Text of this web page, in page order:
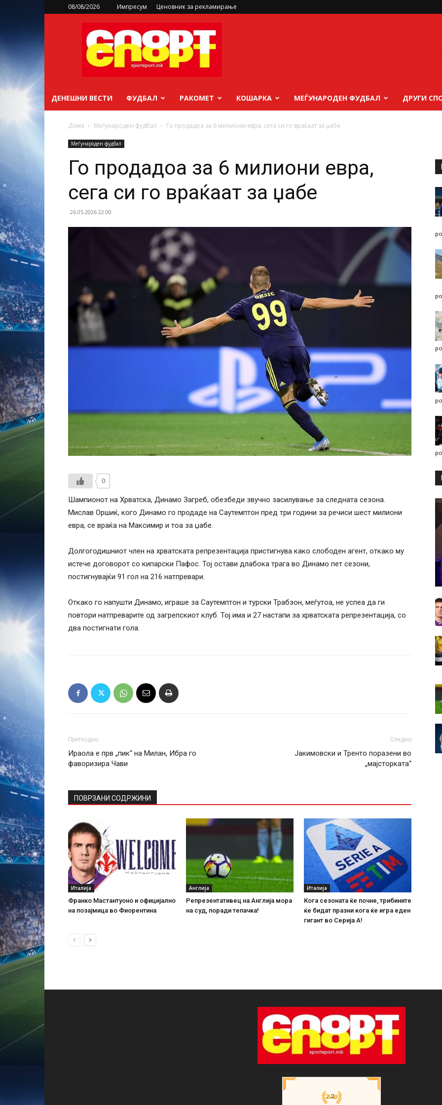
08/08/2026 Импресум Ценовник за рекламирање
sportsport.mk
ДЕНЕШНИ ВЕСТИ ФУДБАЛ РАКОМЕТ КОШАРКА МЕЃУНАРОДЕН ФУДБАЛ ДРУГИ
Дома Меѓународен фудбал Го продадоа за 6 милиони евра, сега си го враќаат за џабе
Меѓународен фудбал
Го продадоа за 6 милиони евра,
сега си го враќаат за џабе
26.05.2026 22:00
0
Шампионот на Хрватска, Динамо Загреб, обезбеди звучно засилување за следната сезона.
Мислав Оршиќ, кого Динамо го продаде на Саутемптон пред три години за речиси шест милиони
евра, се враќа на Максимир и тоа за џабе.
Долгогодишниот член на хрватската репрезентација пристигнува како слободен агент, откако му
истече договорот со кипарски Пафос. Тој остави длабока трага во Динамо пет сезони,
постигнувајќи 91 гол на 216 натпревари.
Откако го напушти Динамо, играше за Саутемптон и турски Трабзон, меѓутоа, не успеа да ги
повтори натпреварите од загрепскиот клуб. Тој има и 27 настапи за хрватската репрезентација, со
два постигнати гола.
Претходно
Ираола е прв „пик“ на Милан, Ибра го
фаворизира Чави
Следно
Јакимовски и Тренто поразени во
„мajсторката“
ПОВРЗАНИ СОДРЖИНИ
Италија
Франко Мастантуоно и официјално
на позајмица во Фиорентина
Англија
Репрезентативец на Англија мора
на суд, поради тепачка!
Италија
Кога сезоната ќе почне, трибините
ќе бидат празни кога ќе игра еден
гигант во Серија А!